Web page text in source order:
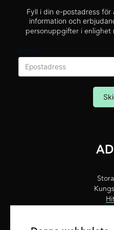
Fyll i din e-postadress
information och
personuppgifter i enlighet
E-post